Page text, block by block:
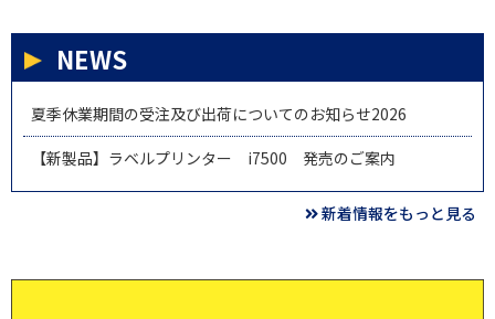
NEWS
夏季休業期間の受注及び出荷についてのお知らせ2026
【新製品】ラベルプリンター i7500 発売のご案内
新着情報をもっと見る